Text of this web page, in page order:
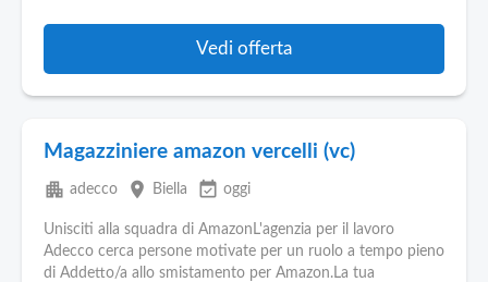
Area
Aziende
Vedi offerta
Magazziniere amazon vercelli (vc)
apartment adecco place Biella event_available oggi
Unisciti alla squadra di AmazonL'agenzia per il lavoro
Adecco cerca persone motivate per un ruolo a tempo pieno
di Addetto/a allo smistamento per Amazon.La tua